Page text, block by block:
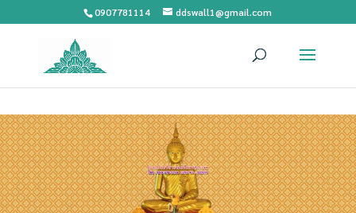
0907781114 ddswall1@gmail.com